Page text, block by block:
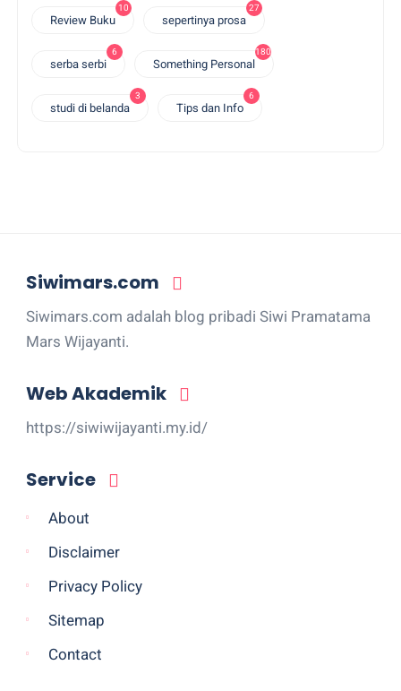
Review Buku
10
sepertinya prosa
27
serba serbi
6
Something Personal
180
studi di belanda
3
Tips dan Info
6
Siwimars.com
Siwimars.com adalah blog pribadi Siwi Pramatama
Mars Wijayanti.
Web Akademik
https://siwiwijayanti.my.id/
Service
About
Disclaimer
Privacy Policy
Sitemap
Contact